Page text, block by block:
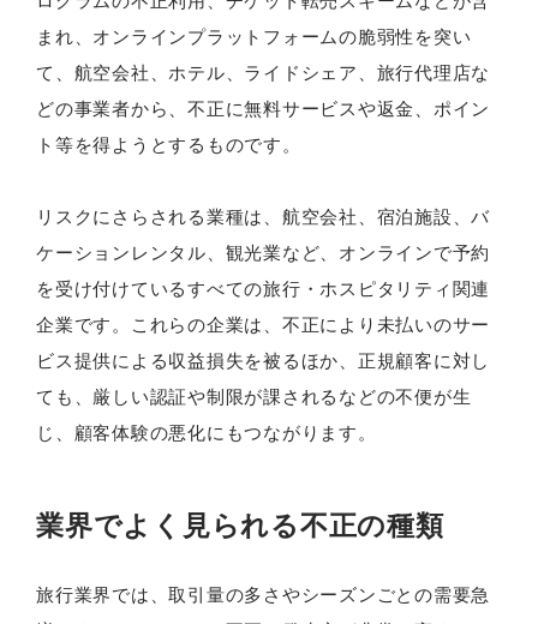
まれ、オンラインプラットフォームの脆弱性を突い
て、航空会社、ホテル、ライドシェア、旅行代理店な
どの事業者から、不正に無料サービスや返金、ポイン
ト等を得ようとするものです。
リスクにさらされる業種は、航空会社、宿泊施設、バ
ケーションレンタル、観光業など、オンラインで予約
を受け付けているすべての旅行・ホスピタリティ関連
企業です。これらの企業は、不正により未払いのサー
ビス提供による収益損失を被るほか、正規顧客に対し
ても、厳しい認証や制限が課されるなどの不便が生
じ、顧客体験の悪化にもつながります。
業界でよく見られる不正の種類
旅行業界では、取引量の多さやシーズンごとの需要急